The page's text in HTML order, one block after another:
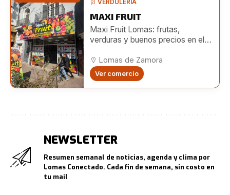
VERDULERÍA
MAXI FRUIT
Maxi Fruit Lomas: frutas,
verduras y buenos precios en el
Lomas de Zamora
Ver comercio
NEWSLETTER
Resumen semanal de noticias, agenda y clima por
Lomas Conectado. Cada fin de semana, sin costo en
tu mail